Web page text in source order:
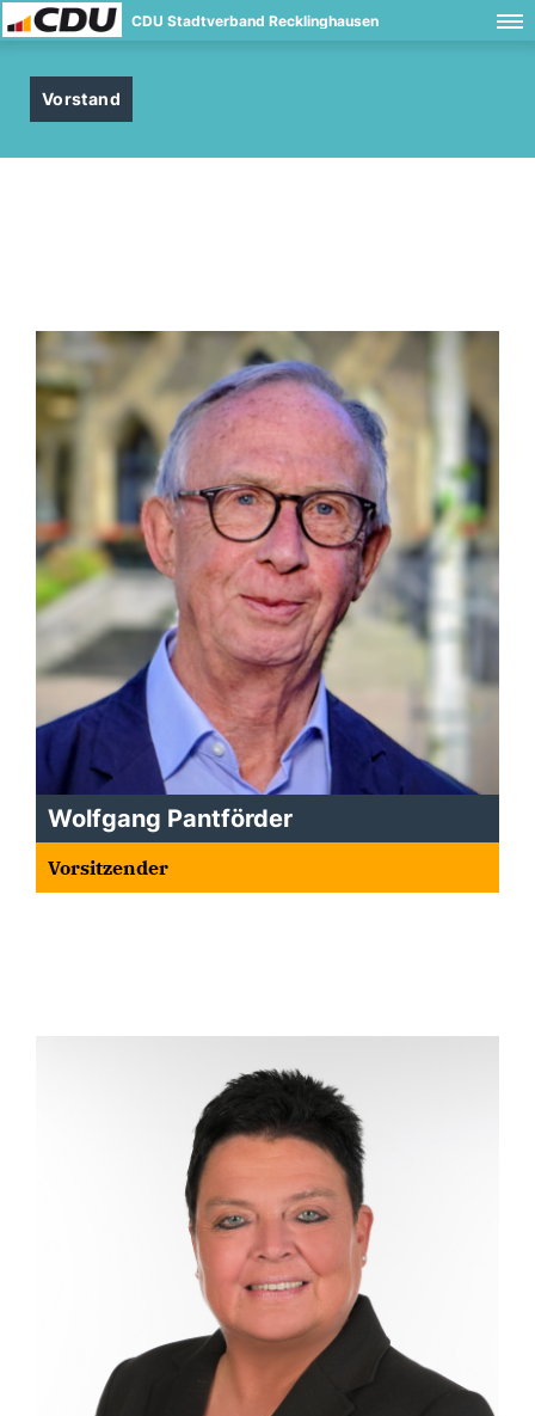
CDU Stadtverband Recklinghausen
Vorstand
Wolfgang Pantförder
Vorsitzender